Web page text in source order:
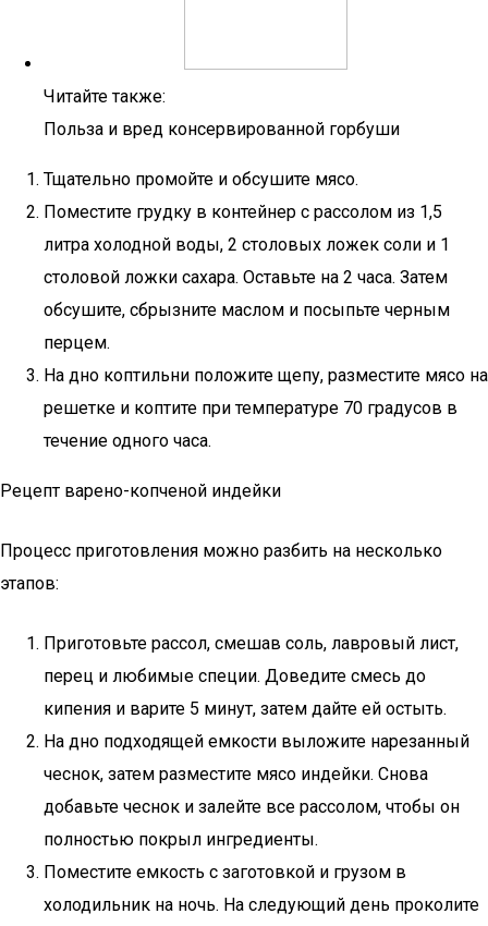
Читайте также:
Польза и вред консервированной горбуши
Тщательно промойте и обсушите мясо.
Поместите грудку в контейнер с рассолом из 1,5
литра холодной воды, 2 столовых ложек соли и 1
столовой ложки сахара. Оставьте на 2 часа. Затем
обсушите, сбрызните маслом и посыпьте черным
перцем.
На дно коптильни положите щепу, разместите мясо на
решетке и коптите при температуре 70 градусов в
течение одного часа.
Рецепт варено-копченой индейки
Процесс приготовления можно разбить на несколько
этапов:
Приготовьте рассол, смешав соль, лавровый лист,
перец и любимые специи. Доведите смесь до
кипения и варите 5 минут, затем дайте ей остыть.
На дно подходящей емкости выложите нарезанный
чеснок, затем разместите мясо индейки. Снова
добавьте чеснок и залейте все рассолом, чтобы он
полностью покрыл ингредиенты.
Поместите емкость с заготовкой и грузом в
холодильник на ночь. На следующий день проколите